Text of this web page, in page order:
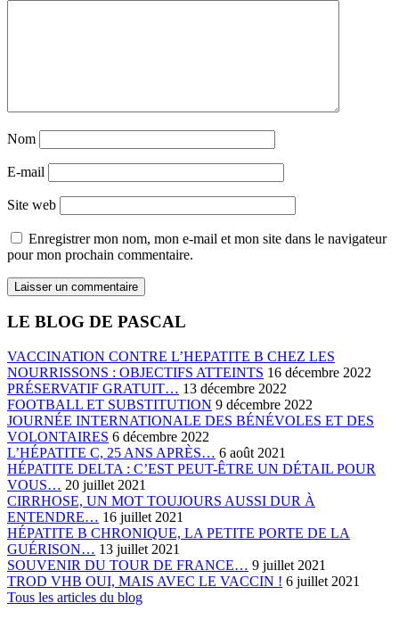
Nom
E-mail
Site web
Enregistrer mon nom, mon e-mail et mon site dans le navigateur
pour mon prochain commentaire.
LE BLOG DE PASCAL
VACCINATION CONTRE L’HEPATITE B CHEZ LES
NOURRISSONS : OBJECTIFS ATTEINTS 16 décembre 2022
PRÉSERVATIF GRATUIT… 13 décembre 2022
FOOTBALL ET SUBSTITUTION 9 décembre 2022
JOURNÉE INTERNATIONALE DES BÉNÉVOLES ET DES
VOLONTAIRES 6 décembre 2022
L’HÉPATITE C, 25 ANS APRÈS… 6 août 2021
HÉPATITE DELTA : C’EST PEUT-ÊTRE UN DÉTAIL POUR
VOUS… 20 juillet 2021
CIRRHOSE, UN MOT TOUJOURS AUSSI DUR À
ENTENDRE… 16 juillet 2021
HÉPATITE B CHRONIQUE, LA PETITE PORTE DE LA
GUÉRISON… 13 juillet 2021
SOUVENIR DU TOUR DE FRANCE… 9 juillet 2021
TROD VHB OUI, MAIS AVEC LE VACCIN ! 6 juillet 2021
Tous les articles du blog